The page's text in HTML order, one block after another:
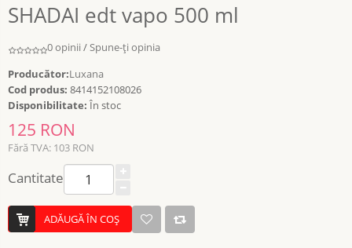
SHADAI edt vapo 500 ml
0 opinii /Spune-ţi opinia
Producător:Luxana
Cod produs: 8414152108026
Disponibilitate: În stoc
125 RON
Fără TVA: 103 RON
Cantitate
ADĂUGĂ ÎN COŞ